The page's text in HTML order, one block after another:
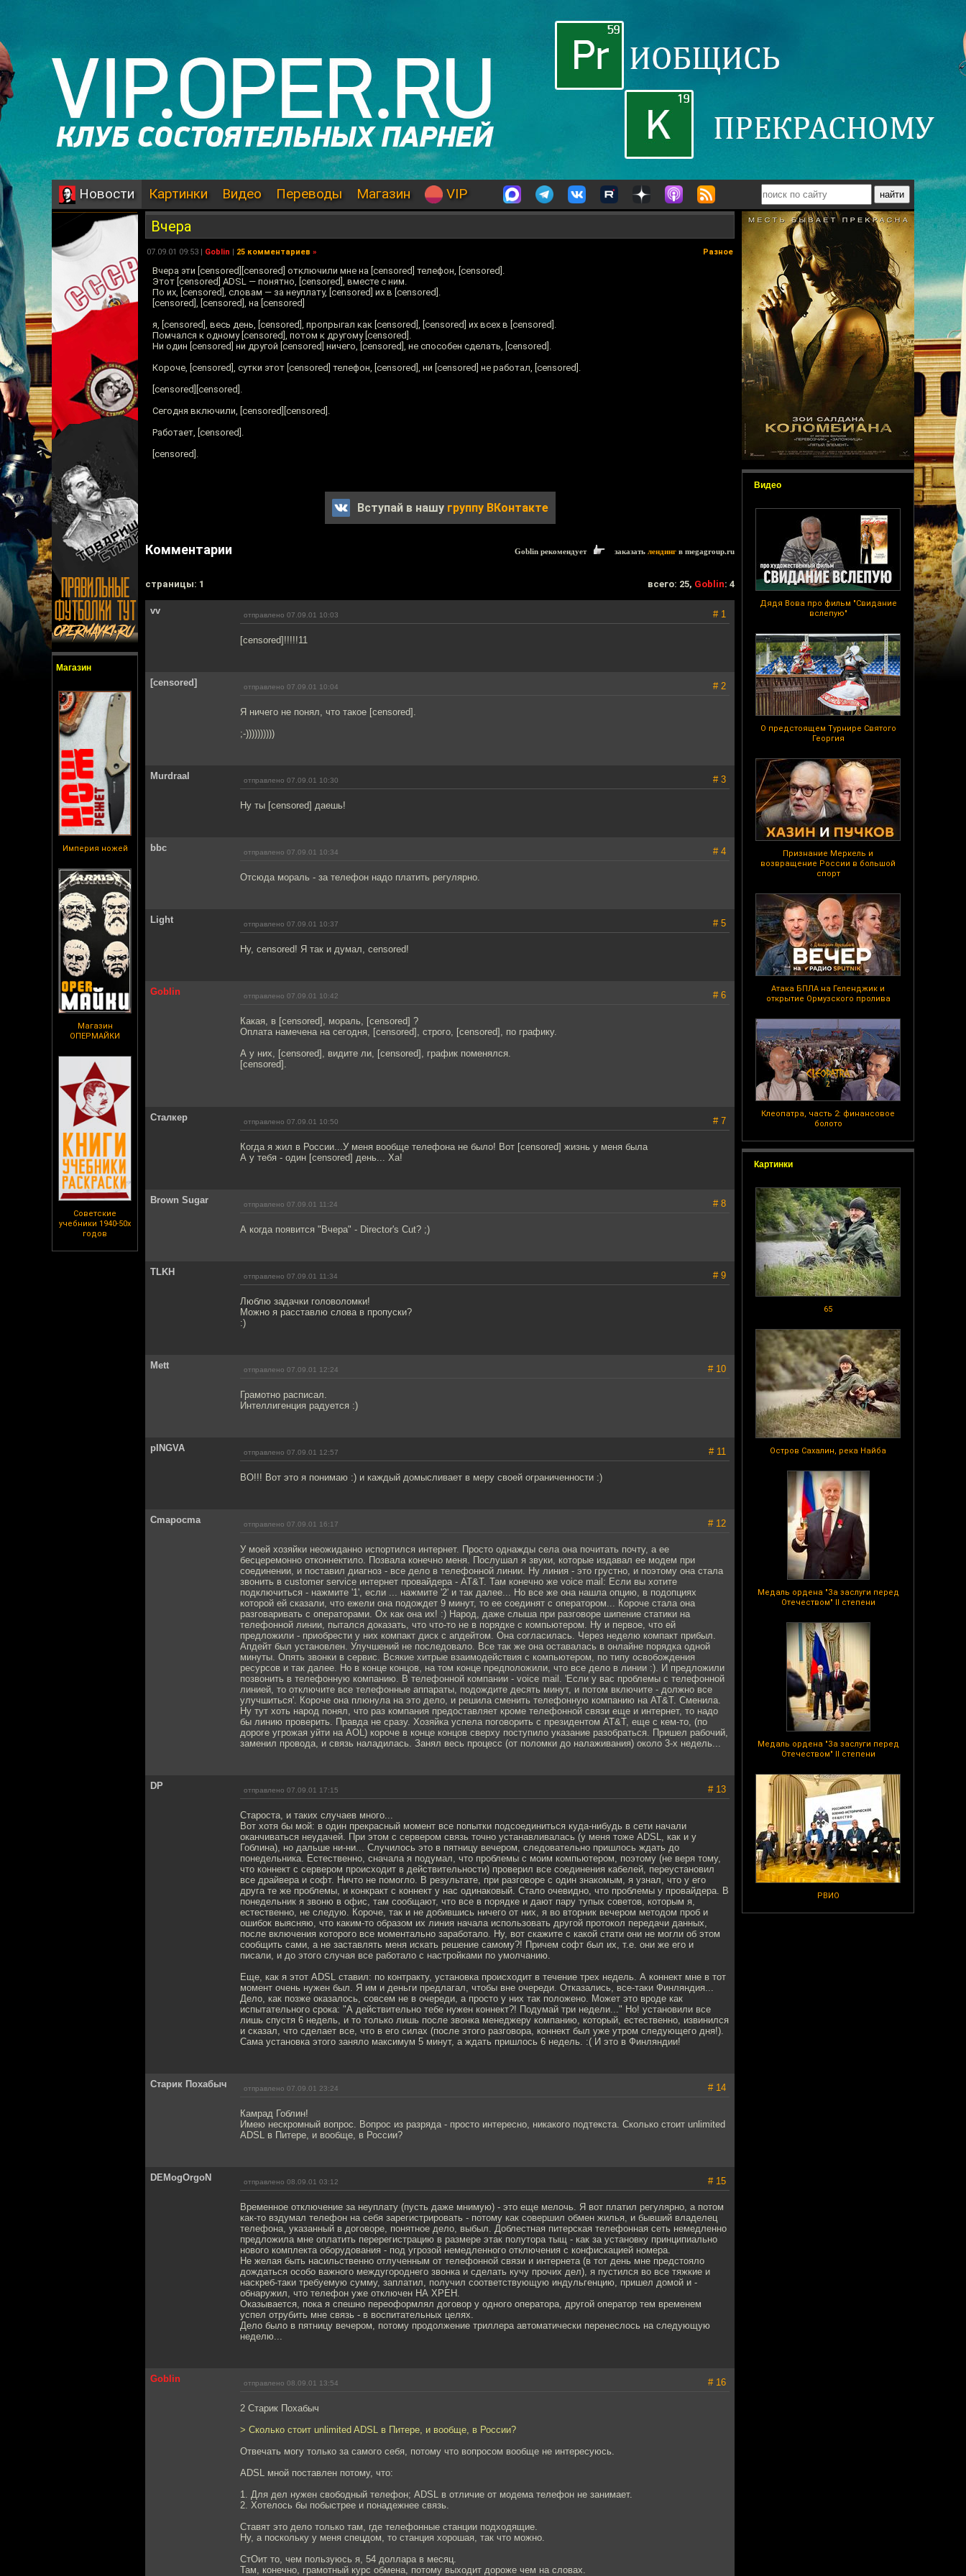
Новости Картинки Видео Переводы Магазин VIP
Магазин
Империя ножей
Магазин
ОПЕРМАЙКИ
Советские
учебники 1940-50х
годов
Видео
Дядя Вова про фильм "Свидание
вслепую"
О предстоящем Турнире Святого
Георгия
Признание Меркель и
возвращение России в большой
спорт
Атака БПЛА на Геленджик и
открытие Ормузского пролива
Клеопатра, часть 2: финансовое
болото
Картинки
65
Остров Сахалин, река Найба
Медаль ордена "За заслуги перед
Отечеством" II степени
Медаль ордена "За заслуги перед
Отечеством" II степени
РВИО
Вчера
07.09.01 09:53 | Goblin | 25 комментариев » Разное
Вчера эти [censored][censored] отключили мне на [censored] телефон, [censored].
Этот [censored] ADSL — понятно, [censored], вместе с ним.
По их, [censored], словам — за неуплату, [censored] их в [censored].
[censored], [censored], на [censored]
я, [censored], весь день, [censored], пропрыгал как [censored], [censored] их всех в [censored].
Помчался к одному [censored], потом к другому [censored].
Ни один [censored] ни другой [censored] ничего, [censored], не способен сделать, [censored].
Короче, [censored], сутки этот [censored] телефон, [censored], ни [censored] не работал, [censored].
[censored][censored].
Сегодня включили, [censored][censored].
Работает, [censored].
[censored].
Вступай в нашу группу ВКонтакте
Комментарии Goblin рекомендует заказать лендинг в megagroup.ru
cтраницы: 1 всего: 25, Goblin: 4
vv отправлено 07.09.01 10:03 # 1
[censored]!!!!!11
[censored] отправлено 07.09.01 10:04 # 2
Я ничего не понял, что такое [censored].
;-))))))))))
Murdraal отправлено 07.09.01 10:30 # 3
Ну ты [censored] даешь!
bbc отправлено 07.09.01 10:34 # 4
Отсюда мораль - за телефон надо платить регулярно.
Light отправлено 07.09.01 10:37 # 5
Ну, censored! Я так и думал, censored!
Goblin отправлено 07.09.01 10:42 # 6
Какая, в [censored], мораль, [censored] ?
Оплата намечена на сегодня, [censored], строго, [censored], по графику.
А у них, [censored], видите ли, [censored], график поменялся.
[censored].
Cталкер отправлено 07.09.01 10:50 # 7
Когда я жил в России...У меня вообще телефона не было! Вот [censored] жизнь у меня была
А у тебя - один [censored] день... Ха!
Brown Sugar отправлено 07.09.01 11:24 # 8
А когда появится "Вчера" - Director's Cut? ;)
TLKH отправлено 07.09.01 11:34 # 9
Люблю задачки головоломки!
Можно я расставлю слова в пропуски?
:)
Mett отправлено 07.09.01 12:24 # 10
Грамотно расписал.
Интеллигенция радуется :)
pINGVA отправлено 07.09.01 12:57 # 11
ВО!!! Вот это я понимаю :) и каждый домысливает в меру своей ограниченности :)
Cmapocma отправлено 07.09.01 16:17 # 12
У моей хозяйки неожиданно испортился интернет. Просто однажды села она почитать почту, а ее
бесцеремонно отконнектило. Позвала конечно меня. Послушал я звуки, которые издавал ее модем при
соединении, и поставил диагноз - все дело в телефонной линии. Ну линия - это грустно, и поэтому она стала
звонить в customer service интернет провайдера - AT&T. Там конечно же voice mail: Если вы хотите
подключиться - нажмите '1', если ... нажмите '2' и так далее... Но все же она нашла опцию, в подопциях
которой ей сказали, что ежели она подождет 9 минут, то ее соединят с оператором... Короче стала она
разговаривать с операторами. Ох как она их! :) Народ, даже слыша при разговоре шипение статики на
телефонной линии, пытался доказать, что что-то не в порядке с компьютером. Ну и первое, что ей
предложили - приобрести у них компакт диск с апдейтом. Она согласилась. Через неделю компакт прибыл.
Апдейт был установлен. Улучшений не последовало. Все так же она оставалась в онлайне порядка одной
минуты. Опять звонки в сервис. Всякие хитрые взаимодействия с компьютером, по типу освобождения
ресурсов и так далее. Но в конце концов, на том конце предположили, что все дело в линии :). И предложили
позвонить в телефонную компанию. В телефонной компании - voice mail. 'Если у вас проблемы с телефонной
линией, то отключите все телефонные аппараты, подождите десять минут, и потом включите - должно все
улучшиться'. Короче она плюнула на это дело, и решила сменить телефонную компанию на AT&T. Сменила.
Ну тут хоть народ понял, что раз компания предоставляет кроме телефонной связи еще и интернет, то надо
бы линию проверить. Правда не сразу. Хозяйка успела поговорить с президентом AT&T, еще с кем-то, (по
дороге угрожая уйти на AOL) короче в конце концов сверху поступило указание разобраться. Пришел рабочий,
заменил провода, и связь наладилась. Занял весь процесс (от поломки до налаживания) около 3-х недель...
DP отправлено 07.09.01 17:15 # 13
Староста, и таких случаев много...
Вот хотя бы мой: в один прекрасный момент все попытки подсоединиться куда-нибудь в сети начали
оканчиваться неудачей. При этом с сервером связь точно устанавливалась (у меня тоже ADSL, как и у
Гоблина), но дальше ни-ни... Случилось это в пятницу вечером, следовательно пришлось ждать до
понедельника. Естественно, сначала я подумал, что проблемы с моим компьютером, поэтому (не веря тому,
что коннект с сервером происходит в действительности) проверил все соединения кабелей, переустановил
все драйвера и софт. Ничто не помогло. В результате, при разговоре с один знакомым, я узнал, что у его
друга те же проблемы, и конкракт с коннект у нас одинаковый. Стало очевидно, что проблемы у провайдера. В
понедельник я звоню в офис, там сообщают, что все в порядке и дают пару тупых советов, которым я,
естественно, не следую. Короче, так и не добившись ничего от них, я во вторник вечером методом проб и
ошибок выясняю, что каким-то образом их линия начала использовать другой протокол передачи данных,
после включения которого все моментально заработало. Ну, вот скажите с какой стати они не могли об этом
сообщить сами, а не заставлять меня искать решение самому?! Причем софт был их, т.е. они же его и
писали, и до этого случая все работало с настройками по умолчанию.
Еще, как я этот ADSL ставил: по контракту, установка происходит в течение трех недель. А коннект мне в тот
момент очень нужен был. Я им и деньги предлагал, чтобы вне очереди. Отказались, все-таки Финляндия...
Дело, как позже оказалось, совсем не в очереди, а просто у них так положено. Может это вроде как
испытательного срока: "А действительно тебе нужен коннект?! Подумай три недели..." Но! установили все
лишь спустя 6 недель, и то только лишь после звонка менеджеру компанию, который, естественно, извинился
и сказал, что сделает все, что в его силах (после этого разговора, коннект был уже утром следующего дня!).
Сама установка этого заняло максимум 5 минут, а ждать пришлось 6 недель. :( И это в Финляндии!
Старик Похабыч отправлено 07.09.01 23:24 # 14
Камрад Гоблин!
Имею нескромный вопрос. Вопрос из разряда - просто интересно, никакого подтекста. Сколько стоит unlimited
ADSL в Питере, и вообще, в России?
DEMogOrgoN отправлено 08.09.01 03:12 # 15
Временное отключение за неуплату (пусть даже мнимую) - это еще мелочь. Я вот платил регулярно, а потом
как-то вздумал телефон на себя зарегистрировать - потому как совершил обмен жилья, и бывший владелец
телефона, указанный в договоре, понятное дело, выбыл. Доблестная питерская телефонная сеть немедленно
предложила мне оплатить перерегистрацию в размере этак полутора тыщ - как за установку принципиально
нового комплекта оборудования - под угрозой немедленного отключения с конфискацией номера.
Не желая быть насильственно отлученным от телефонной связи и интернета (в тот день мне предстояло
дождаться особо важного междугороднего звонка и сделать кучу прочих дел), я пустился во все тяжкие и
наскреб-таки требуемую сумму, заплатил, получил соответствующую индульгенцию, пришел домой и -
обнаружил, что телефон уже отключен НА ХРЕН.
Оказывается, пока я спешно переоформлял договор у одного оператора, другой оператор тем временем
успел отрубить мне связь - в воспитательных целях.
Дело было в пятницу вечером, потому продолжение триллера автоматически перенеслось на следующую
неделю...
Goblin отправлено 08.09.01 13:54 # 16
2 Старик Похабыч
> Сколько стоит unlimited ADSL в Питере, и вообще, в России?
Отвечать могу только за самого себя, потому что вопросом вообще не интересуюсь.
ADSL мной поставлен потому, что:
1. Для дел нужен свободный телефон; ADSL в отличие от модема телефон не занимает.
2. Хотелось бы побыстрее и понадежнее связь.
Ставят это дело только там, где телефонные станции подходящие.
Ну, а поскольку у меня спецдом, то станция хорошая, так что можно.
СтОит то, чем пользуюсь я, 54 доллара в месяц.
Там, конечно, грамотный курс обмена, потому выходит дороже чем на словах.